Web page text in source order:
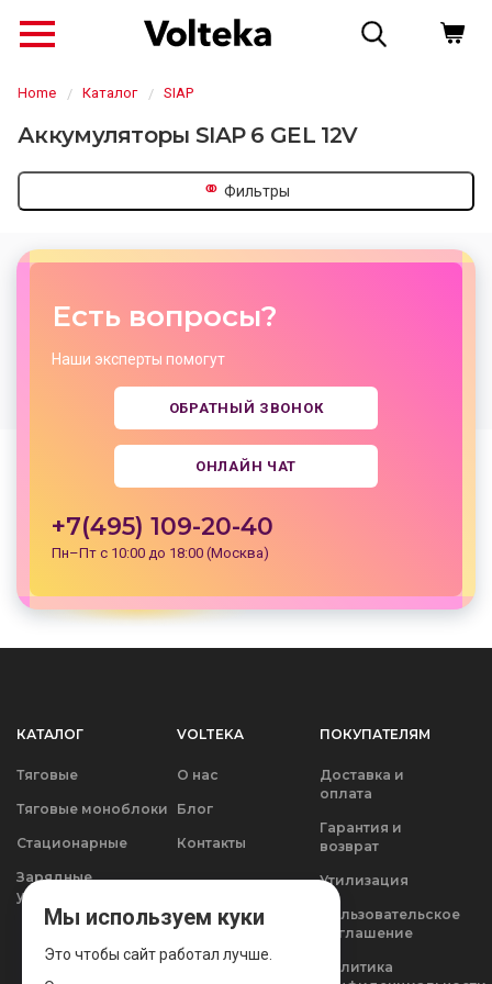
Home Каталог SIAP
Аккумуляторы SIAP 6 GEL 12V
⚭ Фильтры
Есть вопросы?
Наши эксперты помогут
ОБРАТНЫЙ ЗВОНОК
ОНЛАЙН ЧАТ
+7(495) 109-20-40
Пн–Пт с 10:00 до 18:00 (Москва)
КАТАЛОГ
Тяговые
Тяговые моноблоки
Стационарные
Зарядные
устройства
VOLTEKA
О нас
Блог
Контакты
ПОКУПАТЕЛЯМ
Доставка и
оплата
Гарантия и
возврат
Утилизация
Пользовательское
соглашение
Политика
Мы используем куки
Это чтобы сайт работал лучше.